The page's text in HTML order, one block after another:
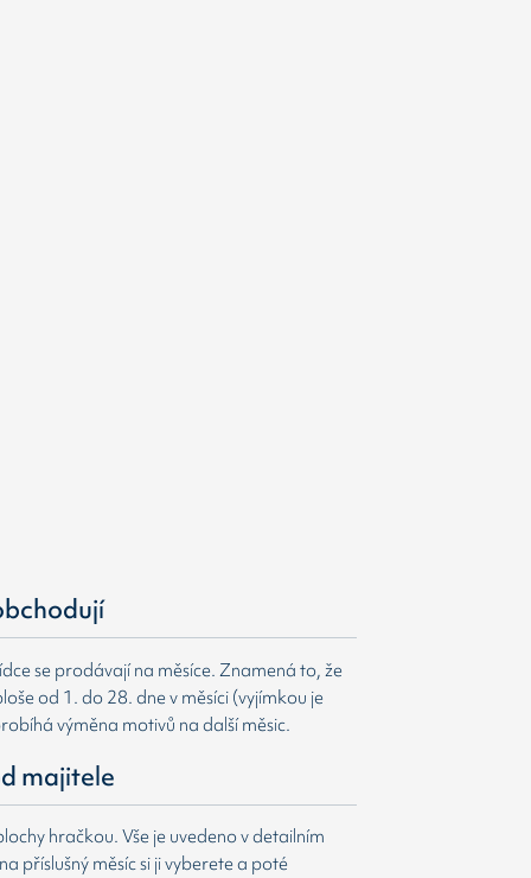
se prodávají na měsíce. Znamená to, že
od 1. do 28. dne v měsíci (vyjímkou je
výměna motivů na další měsic.
majitele
hračkou. Vše je uvedeno v detailním
příslušný měsíc si ji vyberete a poté